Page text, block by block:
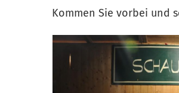
Kommen Sie vorbei und